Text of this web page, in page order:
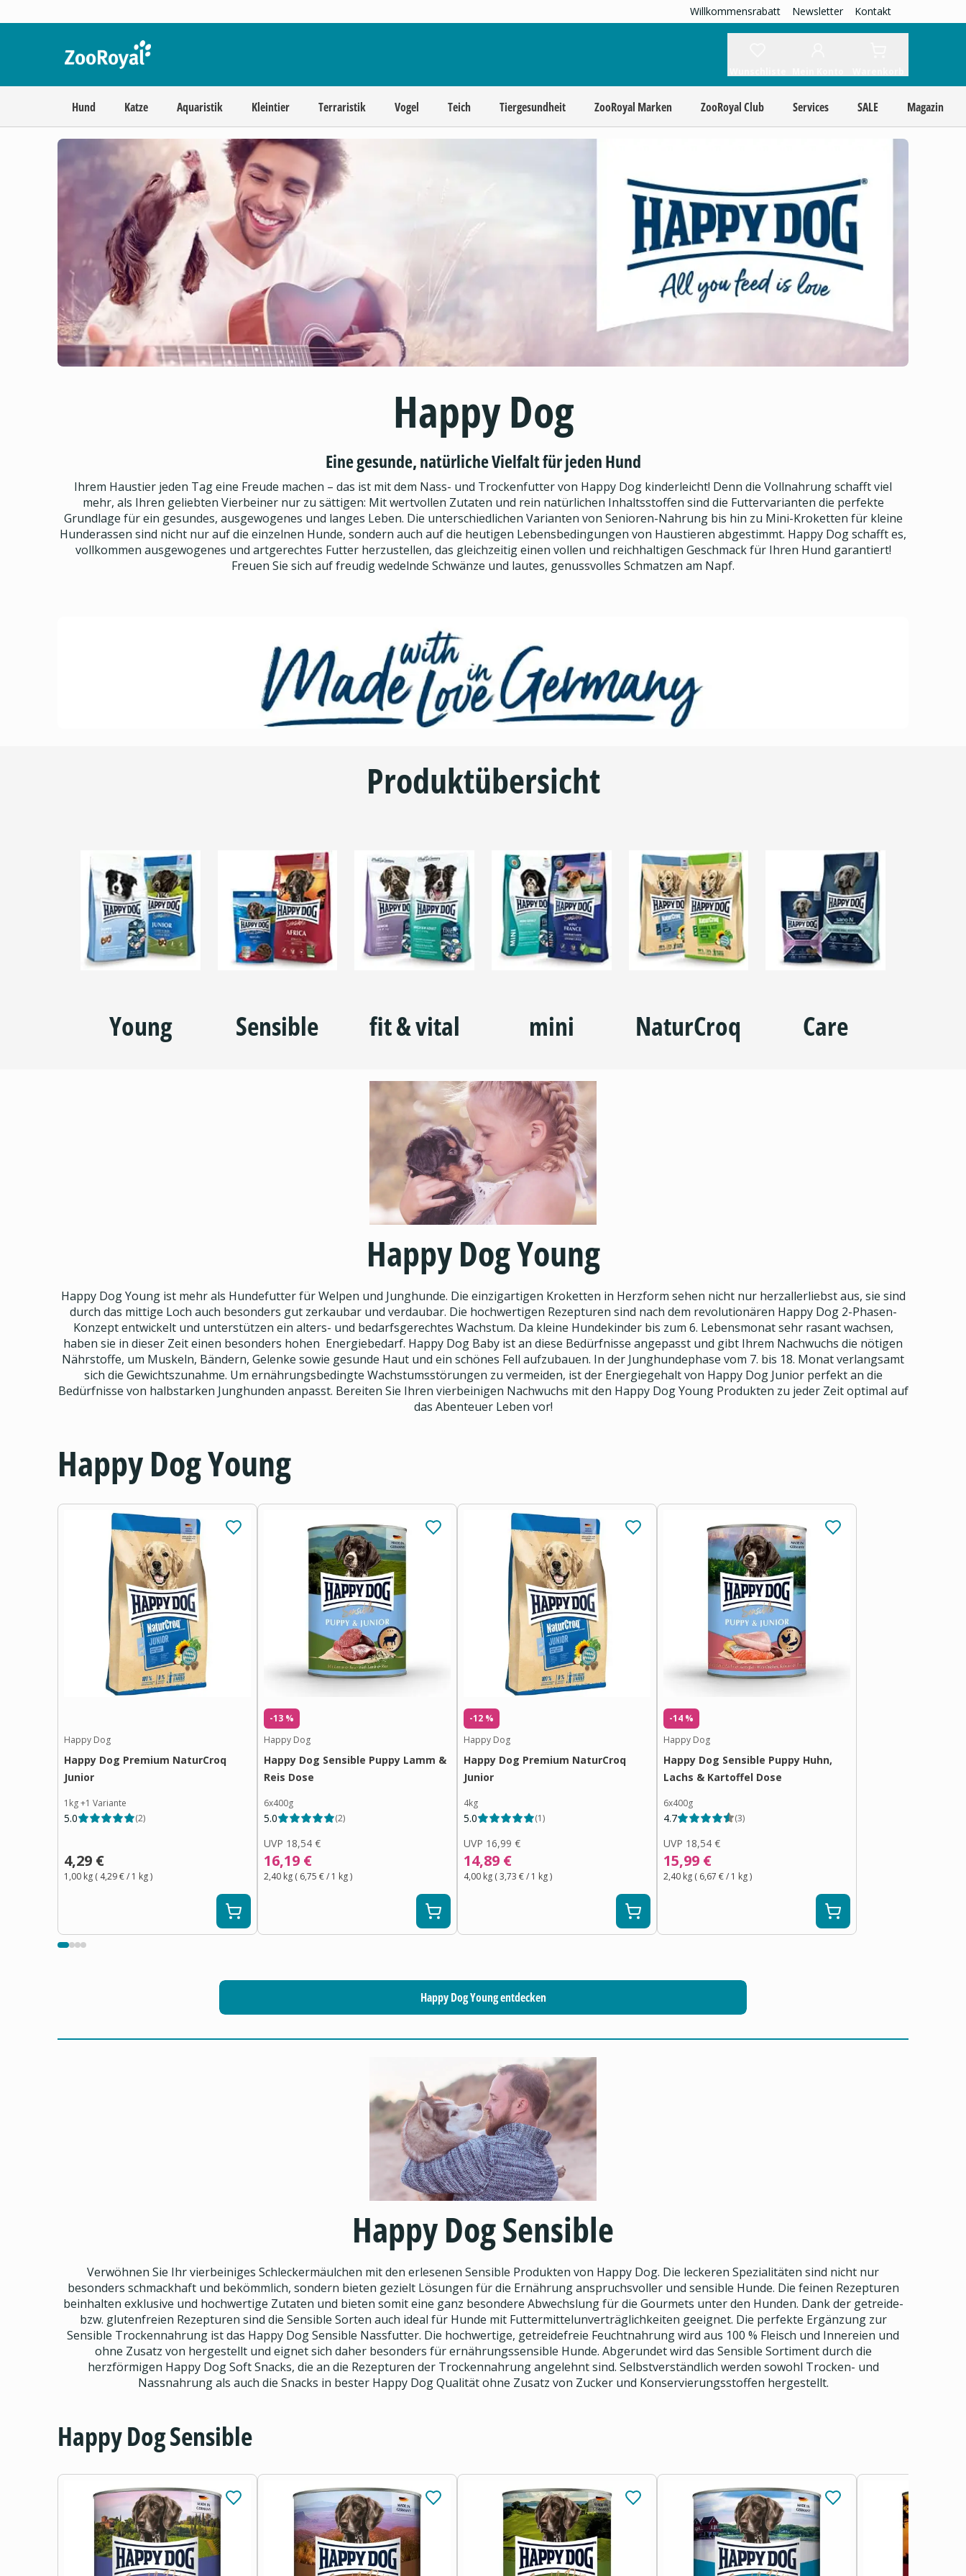
Willkommensrabatt Newsletter Kontakt
Hund Katze Aquaristik Kleintier Terraristik Vogel Teich Tiergesundheit ZooRoyal Marken ZooRoyal Club Services SALE Magazin
Happy Dog
Eine gesunde, natürliche Vielfalt für jeden Hund
Ihrem Haustier jeden Tag eine Freude machen – das ist mit dem Nass- und Trockenfutter von Happy Dog kinderleicht! Denn die Vollnahrung schafft viel
mehr, als Ihren geliebten Vierbeiner nur zu sättigen: Mit wertvollen Zutaten und rein natürlichen Inhaltsstoffen sind die Futtervarianten die perfekte
Grundlage für ein gesundes, ausgewogenes und langes Leben. Die unterschiedlichen Varianten von Senioren-Nahrung bis hin zu Mini-Kroketten für kleine
Hunderassen sind nicht nur auf die einzelnen Hunde, sondern auch auf die heutigen Lebensbedingungen von Haustieren abgestimmt. Happy Dog schafft es,
vollkommen ausgewogenes und artgerechtes Futter herzustellen, das gleichzeitig einen vollen und reichhaltigen Geschmack für Ihren Hund garantiert!
Freuen Sie sich auf freudig wedelnde Schwänze und lautes, genussvolles Schmatzen am Napf.
Produktübersicht
Young Sensible fit & vital mini NaturCroq Care
Happy Dog Young
Happy Dog Young ist mehr als Hundefutter für Welpen und Junghunde. Die einzigartigen Kroketten in Herzform sehen nicht nur herzallerliebst aus, sie sind
durch das mittige Loch auch besonders gut zerkaubar und verdaubar. Die hochwertigen Rezepturen sind nach dem revolutionären Happy Dog 2-Phasen-
Konzept entwickelt und unterstützen ein alters- und bedarfsgerechtes Wachstum. Da kleine Hundekinder bis zum 6. Lebensmonat sehr rasant wachsen,
haben sie in dieser Zeit einen besonders hohen Energiebedarf. Happy Dog Baby ist an diese Bedürfnisse angepasst und gibt Ihrem Nachwuchs die nötigen
Nährstoffe, um Muskeln, Bändern, Gelenke sowie gesunde Haut und ein schönes Fell aufzubauen. In der Junghundephase vom 7. bis 18. Monat verlangsamt
sich die Gewichtszunahme. Um ernährungsbedingte Wachstumsstörungen zu vermeiden, ist der Energiegehalt von Happy Dog Junior perfekt an die
Bedürfnisse von halbstarken Junghunden anpasst. Bereiten Sie Ihren vierbeinigen Nachwuchs mit den Happy Dog Young Produkten zu jeder Zeit optimal auf
das Abenteuer Leben vor!
Happy Dog Young
Happy Dog
Happy Dog Premium NaturCroq
Junior
1kg+1 Variante
5.0 (2)
4,29 €
1,00 kg ( 4,29 €/ 1 kg)
-13 %
Happy Dog
Happy Dog Sensible Puppy Lamm &
Reis Dose
6x400g
5.0 (2)
UVP 18,54 €
16,19 €
2,40 kg ( 6,75 €/ 1 kg)
-12 %
Happy Dog
Happy Dog Premium NaturCroq
Junior
4kg
5.0 (1)
UVP 16,99 €
14,89 €
4,00 kg (3,73 €/ 1 kg)
-14 %
Happy Dog
Happy Dog Sensible Puppy Huhn,
Lachs & Kartoffel Dose
6x400g
4.7 (3)
UVP 18,54 €
15,99 €
2,40 kg ( 6,67 €/ 1 kg)
Happy Dog Young entdecken
Happy Dog Sensible
Verwöhnen Sie Ihr vierbeiniges Schleckermäulchen mit den erlesenen Sensible Produkten von Happy Dog. Die leckeren Spezialitäten sind nicht nur
besonders schmackhaft und bekömmlich, sondern bieten gezielt Lösungen für die Ernährung anspruchsvoller und sensible Hunde. Die feinen Rezepturen
beinhalten exklusive und hochwertige Zutaten und bieten somit eine ganz besondere Abwechslung für die Gourmets unter den Hunden. Dank der getreide-
bzw. glutenfreien Rezepturen sind die Sensible Sorten auch ideal für Hunde mit Futtermittelunverträglichkeiten geeignet. Die perfekte Ergänzung zur
Sensible Trockennahrung ist das Happy Dog Sensible Nassfutter. Die hochwertige, getreidefreie Feuchtnahrung wird aus 100 % Fleisch und Innereien und
ohne Zusatz von hergestellt und eignet sich daher besonders für ernährungssensible Hunde. Abgerundet wird das Sensible Sortiment durch die
herzförmigen Happy Dog Soft Snacks, die an die Rezepturen der Trockennahrung angelehnt sind. Selbstverständlich werden sowohl Trocken- und
Nassnahrung als auch die Snacks in bester Happy Dog Qualität ohne Zusatz von Zucker und Konservierungsstoffen hergestellt.
Happy Dog Sensible